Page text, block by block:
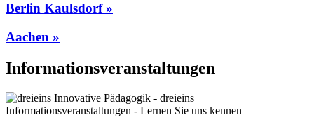
Berlin Kaulsdorf »
Aachen »
Informationsveranstaltungen